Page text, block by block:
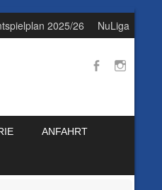
2025/26 NuLiga
ANFAHRT